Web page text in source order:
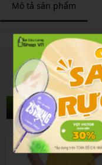
Mô tả sản phẩm
Sản Phẩm Liên